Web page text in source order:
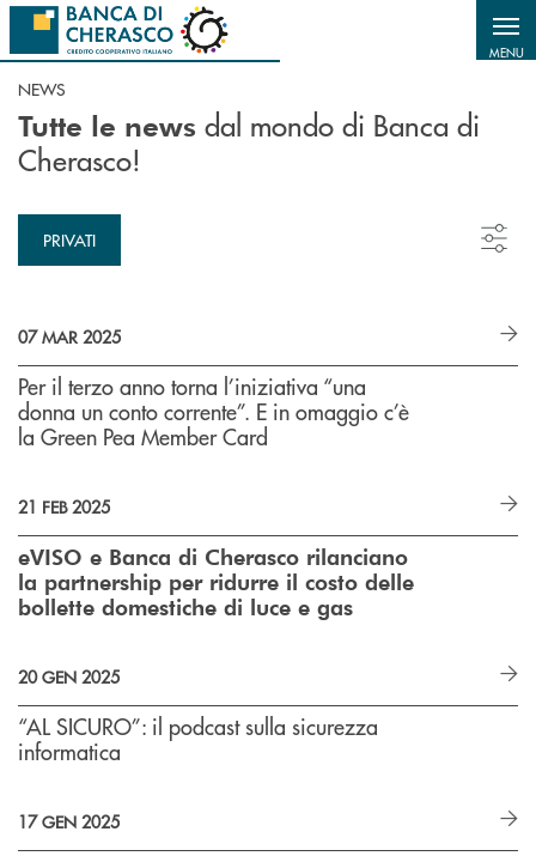
Salta al contenuto principale
MENU
NEWS
Tutte le news dal mondo di Banca di
Cherasco!
PRIVATI
07 MAR 2025
Per il terzo anno torna l’iniziativa “una
donna un conto corrente”. E in omaggio c’è
la Green Pea Member Card
21 FEB 2025
eVISO e Banca di Cherasco rilanciano
la partnership per ridurre il costo delle
bollette domestiche di luce e gas
20 GEN 2025
“AL SICURO”: il podcast sulla sicurezza
informatica
17 GEN 2025